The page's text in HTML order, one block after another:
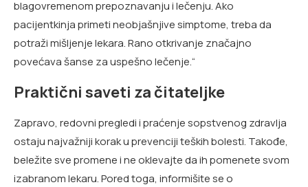
blagovremenom prepoznavanju i lečenju. Ako
pacijentkinja primeti neobjašnjive simptome, treba da
potraži mišljenje lekara. Rano otkrivanje značajno
povećava šanse za uspešno lečenje.“
Praktični saveti za čitateljke
Zapravo, redovni pregledi i praćenje sopstvenog zdravlja
ostaju najvažniji korak u prevenciji teških bolesti. Takođe,
beležite sve promene i ne oklevajte da ih pomenete svom
izabranom lekaru. Pored toga, informišite se o